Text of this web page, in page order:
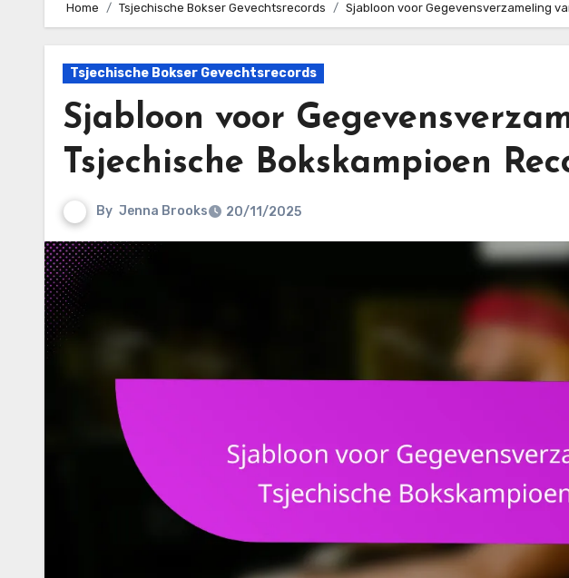
Home Tsjechische Bokser Gevechtsrecords Sjabloon voor Gegevensverzameling
Tsjechische Bokser Gevechtsrecords
Sjabloon voor
Tsjechische Bokskampioen
By Jenna Brooks 20/11/2025